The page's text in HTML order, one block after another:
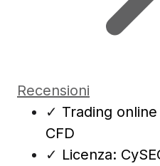
Recensioni
✓ Trading online
CFD
✓ Licenza: